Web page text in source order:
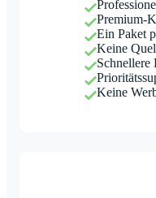
Premium-
Ein Paket
Keine
Schnellere
Keine